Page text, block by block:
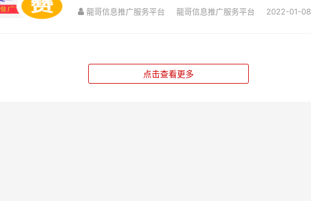
龍哥信息推广服务平台 龍哥信息推广服务平台 2022-01-08
点击查看更多